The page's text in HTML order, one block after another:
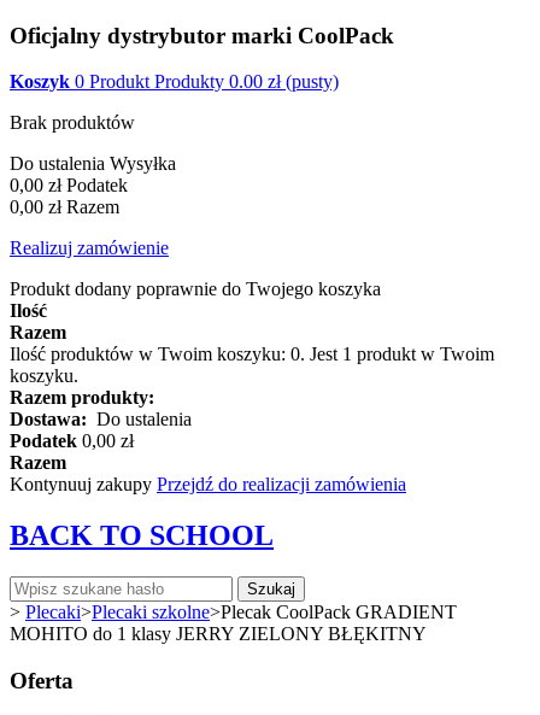
Oficjalny dystrybutor marki CoolPack
Koszyk 0 Produkt Produkty 0.00 zł (pusty)
Brak produktów
Do ustalenia Wysyłka
0,00 zł Podatek
0,00 zł Razem
Realizuj zamówienie
Produkt dodany poprawnie do Twojego koszyka
Ilość
Razem
Ilość produktów w Twoim koszyku: 0. Jest 1 produkt w Twoim
koszyku.
Razem produkty:
Dostawa: Do ustalenia
Podatek 0,00 zł
Razem
Kontynuuj zakupy Przejdź do realizacji zamówienia
BACK TO SCHOOL
Szukaj
> Plecaki>Plecaki szkolne>Plecak CoolPack GRADIENT
MOHITO do 1 klasy JERRY ZIELONY BŁĘKITNY
Oferta